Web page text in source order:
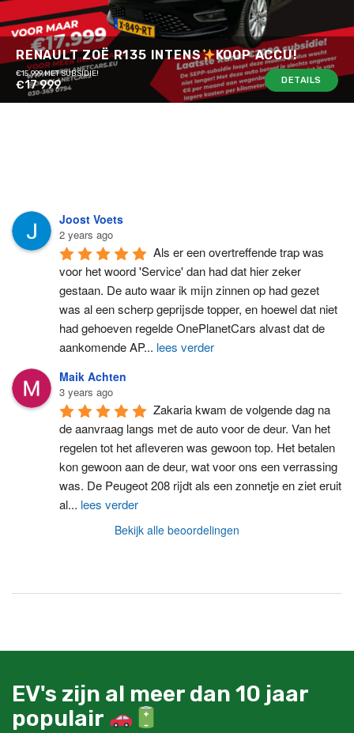
RENAULT ZOË R135 INTENS KOOP ACCU!
€15.999 MET SUBSIDIE!
€17 999 DETAILS
Joost Voets
2 years ago
Als er een overtreffende trap was
voor het woord 'Service' dan had dat hier zeker
gestaan. De auto waar ik mijn zinnen op had gezet
was al een scherp geprijsde topper, en hoewel dat niet
had gehoeven regelde OnePlanetCars alvast dat de
aankomende AP... lees verder
Maik Achten
3 years ago
Zakaria kwam de volgende dag na
de aanvraag langs met de auto voor de deur. Van het
regelen tot het afleveren was gewoon top. Het betalen
kon gewoon aan de deur, wat voor ons een verrassing
was. De Peugeot 208 rijdt als een zonnetje en ziet eruit
al... lees verder
Bekijk alle beoordelingen
EV's zijn al meer dan 10 jaar
populair